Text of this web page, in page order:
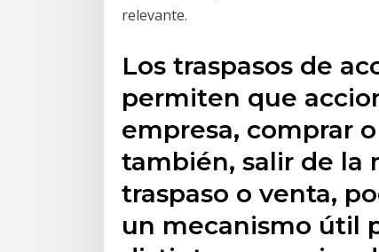
relevante.
Los traspasos de
permiten que
empresa, comprar
también, salir de la
traspaso o venta,
un mecanismo útil